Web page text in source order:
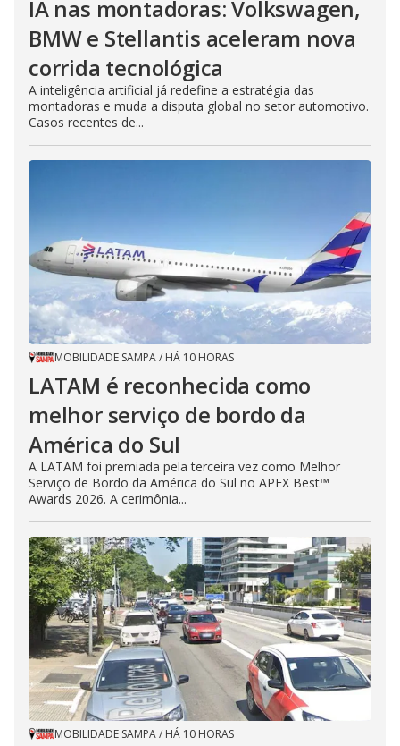
IA nas montadoras: Volkswagen,
BMW e Stellantis aceleram nova
corrida tecnológica
A inteligência artificial já redefine a estratégia das
montadoras e muda a disputa global no setor automotivo.
Casos recentes de...
MOBILIDADE SAMPA/ HÁ 10 HORAS
LATAM é reconhecida como
melhor serviço de bordo da
América do Sul
A LATAM foi premiada pela terceira vez como Melhor
Serviço de Bordo da América do Sul no APEX Best™
Awards 2026. A cerimônia...
MOBILIDADE SAMPA/ HÁ 10 HORAS